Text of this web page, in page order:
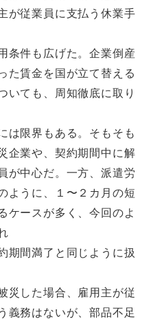
が従業員に支払う休業手
条件も広げた。企業倒産
た賃金を国が立て替える
いても、周知徹底に取り
は限界もある。そもそも
企業や、契約期間中に解
が中心だ。一方、派遣労
ように、１〜２カ月の短
ケースが多く、今回のよ
期間満了と同じように扱
災した場合、雇用主が従
義務はないが、部品不足